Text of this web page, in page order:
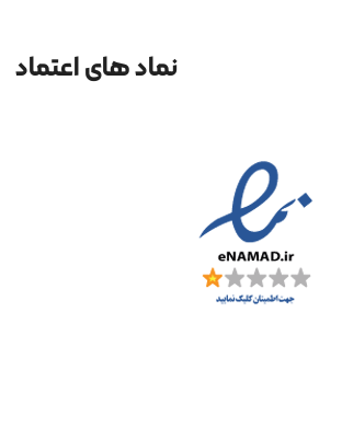
نماد های اعتماد